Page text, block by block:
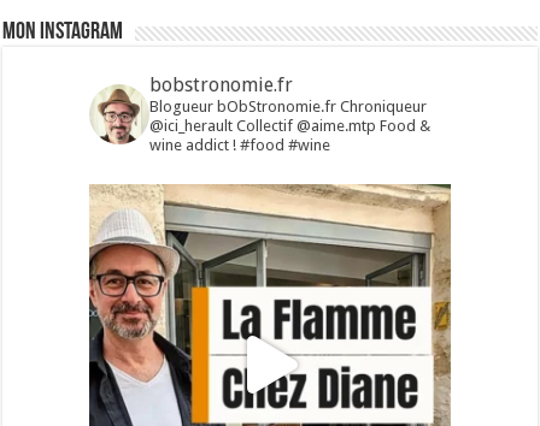
Mon Instagram
bobstronomie.fr
Blogueur bObStronomie.fr Chroniqueur
@ici_heraultCollectif @aime.mtp Food &
wine addict !#food #wine